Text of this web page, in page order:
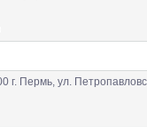
г. Пермь, ул.